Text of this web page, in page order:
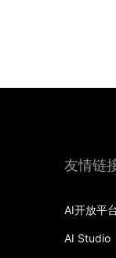
友情链
AI开放平
AI Studio